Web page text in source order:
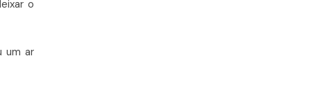
o
um ar